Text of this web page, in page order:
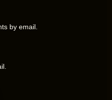
by email.